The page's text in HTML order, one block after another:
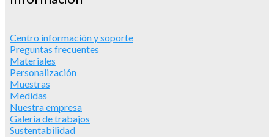
Centro información y soporte
Preguntas frecuentes
Materiales
Personalización
Muestras
Medidas
Nuestra empresa
Galería de trabajos
Sustentabilidad